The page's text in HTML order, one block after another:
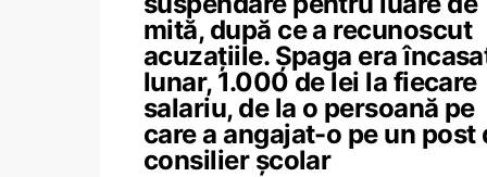
mită, după ce a recunoscut
acuzațiile. Șpaga era
lunar, 1.000 de lei la fiecare
salariu, de la o persoană pe
care a angajat-o pe un post
consilier școlar